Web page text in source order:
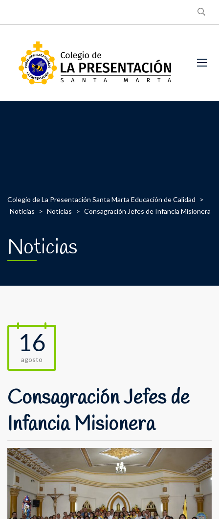
Colegio de La Presentación Santa Marta Educación de Calidad
>
Noticias
> Noticias > Consagración Jefes de Infancia Misionera
Noticias
16
agosto
Consagración Jefes de
Infancia Misionera